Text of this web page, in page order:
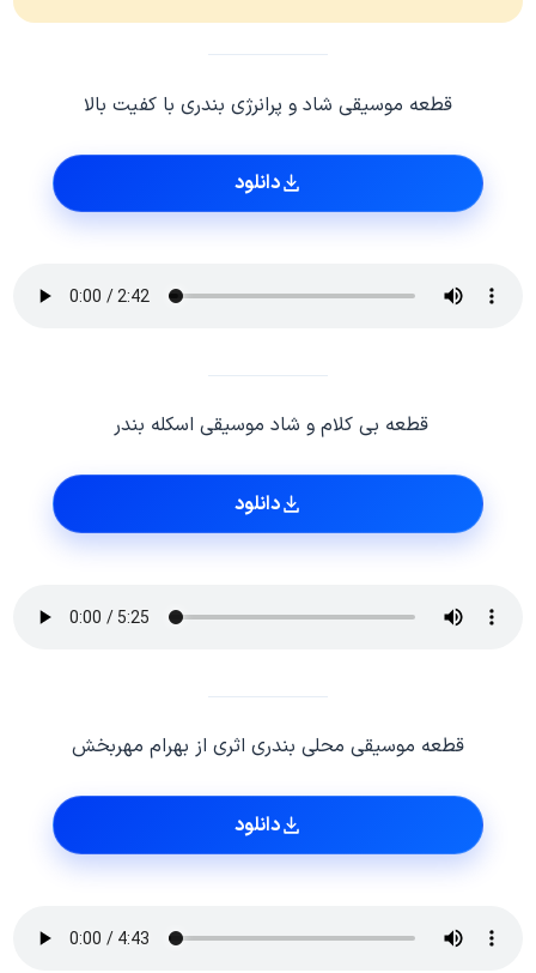
قطعه موسیقی شاد و پرانرژی بندری با کفیت بالا
دانلود
قطعه بی کلام و شاد موسیقی اسکله بندر
دانلود
قطعه موسیقی محلی بندری اثری از بهرام مهربخش
دانلود